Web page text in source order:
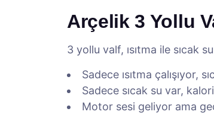
Arçelik 3 Yollu
3 yollu valf, ısıtma ile sıcak
Sadece ısıtma çalışıyor,
Sadece sıcak su var,
Motor sesi geliyor ama